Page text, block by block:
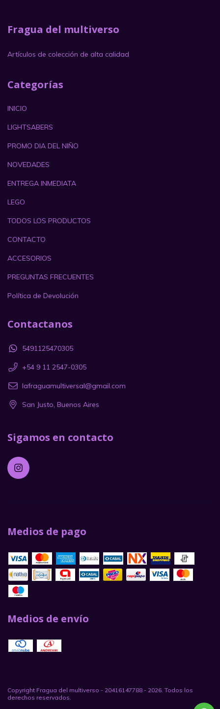
Fragua del multiverso
Artículos de colección de alta calidad
Categorías
INICIO
LIGHTSABERS
PROMO DIA DEL NIÑO
NOVEDADES
ENTREGA INMEDIATA
LEGO
TODOS LOS PRODUCTOS
CONTACTO
ACCESORIOS
PREGUNTAS FRECUENTES
Política de Devolución
Contactanos
5491125470305
+54 9 11 2547-0305
lafraguamultiversal@gmail.com
San Justo, Buenos Aires
Sigamos en contacto
Medios de pago
Medios de envío
Copyright Fragua del multiverso - 20416147788 - 2026. Todos los
derechos reservados.